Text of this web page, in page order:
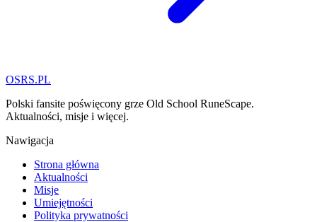
OSRS.PL
Polski fansite poświęcony grze Old School RuneScape.
Aktualności, misje i więcej.
Nawigacja
Strona główna
Aktualności
Misje
Umiejętności
Polityka prywatności